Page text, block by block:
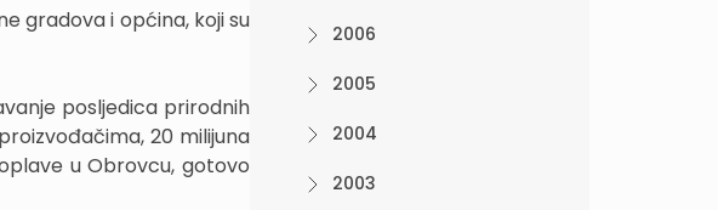
gradova i općina, koji su
posljedica prirodnih
20 milijuna
u Obrovcu, gotovo
2006
2005
2004
2003